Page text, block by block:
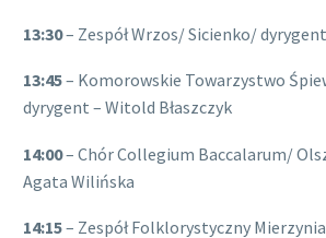
13:30– Zespół Wrzos/ Sicienko/
13:45– Komorowskie Towarzystwo
dyrygent – Witold Błaszczyk
14:00– Chór Collegium Baccalarum/
Agata Wilińska
14:15– Zespół Folklorystyczny